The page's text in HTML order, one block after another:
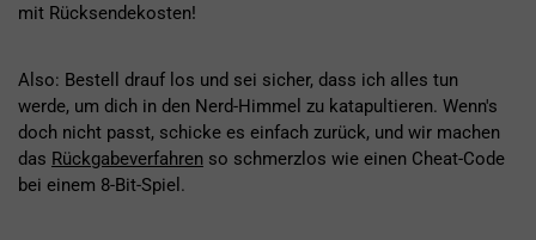
mit Rücksendekosten!
Also: Bestell drauf los und sei sicher, dass ich alles tun
werde, um dich in den Nerd-Himmel zu katapultieren. Wenn's
doch nicht passt, schicke es einfach zurück, und wir machen
das Rückgabeverfahren so schmerzlos wie einen Cheat-Code
bei einem 8-Bit-Spiel.